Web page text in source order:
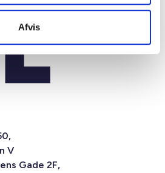
Afvis
V
Gade 2F,